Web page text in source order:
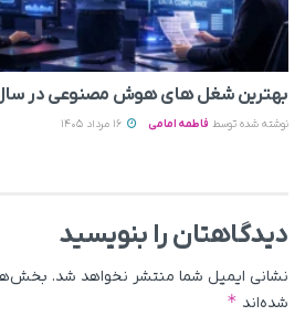
بهترین شغل های هوش مصنوعی در سال
نوشته شده توسط فاطمه امامی
دیدگاهتان را بنویسید
نشانی ایمیل شما منتشر نخواهد شد.
شده‌اند *